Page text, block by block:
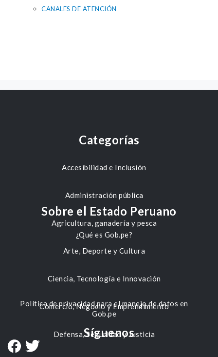
CANALES DE ATENCIÓN
Categorías
Accesibilidad e Inclusión
Administración pública
Agricultura, ganadería y pesca
Arte, Deporte y Cultura
Ciencia, Tecnología e Innovación
Comercio, Negocio y Emprendimiento
Defensa, Seguridad y Justicia
Sobre el Estado Peruano
¿Qué es Gob.pe?
Política de privacidad para el manejo de datos en
Gob.pe
Síguenos